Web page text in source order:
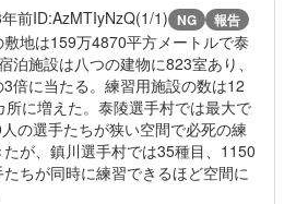
前ID:AzMTIyNzQ(1/1) NG 報告
地は159万4870平方メートルで泰
泊施設は八つの建物に823室あり、
3倍に当たる。練習用施設の数は12
所に増えた。泰陵選手村では最大で
の選手たちが狭い空間で必死の練
が、鎮川選手村では35種目、1150
たちが同時に練習できるほど空間に